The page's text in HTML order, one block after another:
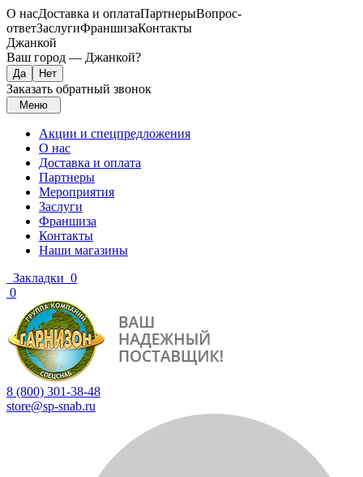
О насДоставка и оплатаПартнерыВопрос-
ответЗаслугиФраншизаКонтакты
Джанкой
Ваш город — Джанкой?
Заказать обратный звонок
Меню
Акции и спецпредложения
О нас
Доставка и оплата
Партнеры
Мероприятия
Заслуги
Франшиза
Контакты
Наши магазины
Закладки 0
0
8 (800) 301-38-48
store@sp-snab.ru